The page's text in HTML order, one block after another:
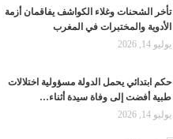
تأخر الشحنات وغلاء الكواشف يفاقمان أزمة
الأدوية والمختبرات في المغرب
يوليو 14, 2026
حكم ابتدائي يحمل الدولة مسؤولية اختلالات
طبية أفضت إلى وفاة سيدة أثناء…
يوليو 14, 2026